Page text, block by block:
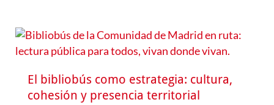
El bibliobús como estrategia: cultura,
cohesión y presencia territorial